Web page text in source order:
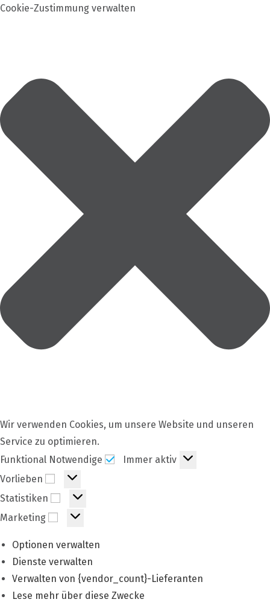
Cookie-Zustimmung verwalten
Wir verwenden Cookies, um unsere Website und unseren
Service zu optimieren.
Funktional Notwendige
Funktional
Immer aktiv
Vorlieben
Vorlieben
Statistiken Statistiken
Marketing Marketing
Optionen verwalten
Dienste verwalten
Verwalten von {vendor_count}-Lieferanten
Lese mehr über diese Zwecke